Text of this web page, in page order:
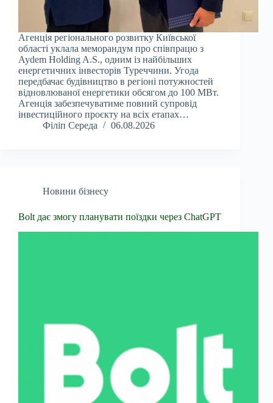
Агенція регіонального розвитку Київської
області уклала меморандум про співпрацю з
Aydem Holding A.S., одним із найбільших
енергетичних інвесторів Туреччини. Угода
передбачає будівництво в регіоні потужностей
відновлюваної енергетики обсягом до 100 МВт.
Агенція забезпечуватиме повний супровід
інвестиційного проєкту на всіх етапах…
Філіп Середа
06.08.2026
Новини бізнесу
Bolt дає змогу планувати поїздки через ChatGPT